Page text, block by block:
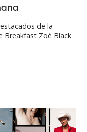
de la
Breakfast Zoé Black